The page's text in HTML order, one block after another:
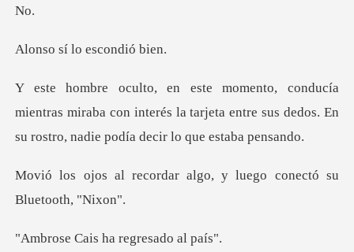
o
lo escon
ras miraba con interés la tarjeta entre sus dedos. En
dar algo, y luego conec
s ha regresa